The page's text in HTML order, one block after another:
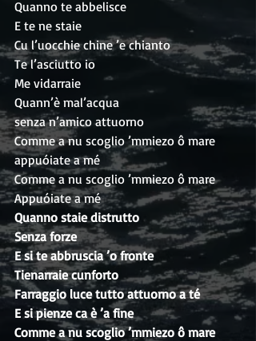
Quanno te abbelisce
E te ne staie
Cu l’uocchie chine ’e chianto
Te l’asciutto io
Me vidarraie
Quann’è mal’acqua
senza n’amico attuorno
Comme a nu scoglio ’mmiezo ô mare
appuóiate a mé
Comme a nu scoglio ’mmiezo ô mare
Appuóiate a mé
Quanno staie distrutto
Senza forze
E si te abbruscia ’o fronte
Tienarraie cunforto
Farraggio luce tutto attuorno a té
E si pienze ca è ’a fine
Comme a nu scoglio ’mmiezo ô mare